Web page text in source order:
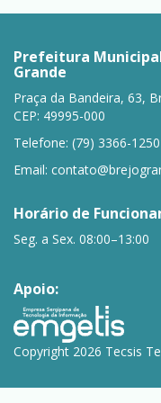
Prefeitura
Grande
Praça da Bandeira, 63,
CEP: 49995-000
Telefone: (79) 3366-1250
Email:
Horário de
Seg. a Sex. 08:00–13:00
Apoio:
Copyright 2026 Tecsis